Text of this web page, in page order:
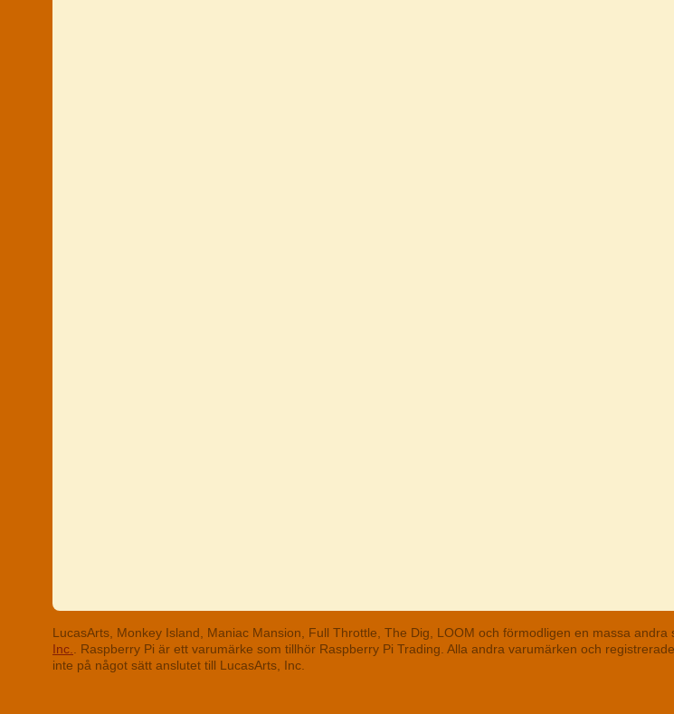
LucasArts, Monkey Island, Maniac Mansion, Full Throttle, The Dig, LOOM och förmodligen en massa
Inc.
. Raspberry Pi är ett varumärke som tillhör Raspberry Pi Trading. Alla andra varumärken och
inte på något sätt anslutet till LucasArts, Inc.